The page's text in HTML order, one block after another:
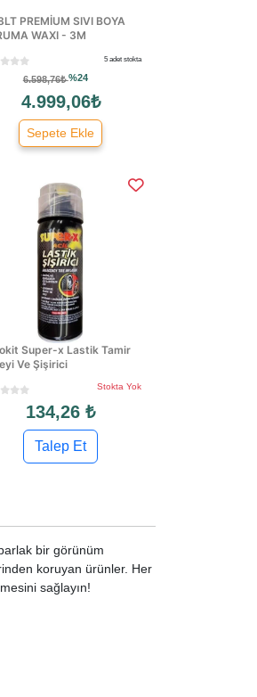
PREMİUM SIVI BOYA
WAXI - 3M
5 adet stokta
6.598,76₺%24
4.999,06₺
Sepete Ekle
Super-x Lastik Tamir
Ve Şişirici
Stokta Yok
134,26 ₺
Talep Et
bir görünüm
koruyan ürünler. Her
sağlayın!